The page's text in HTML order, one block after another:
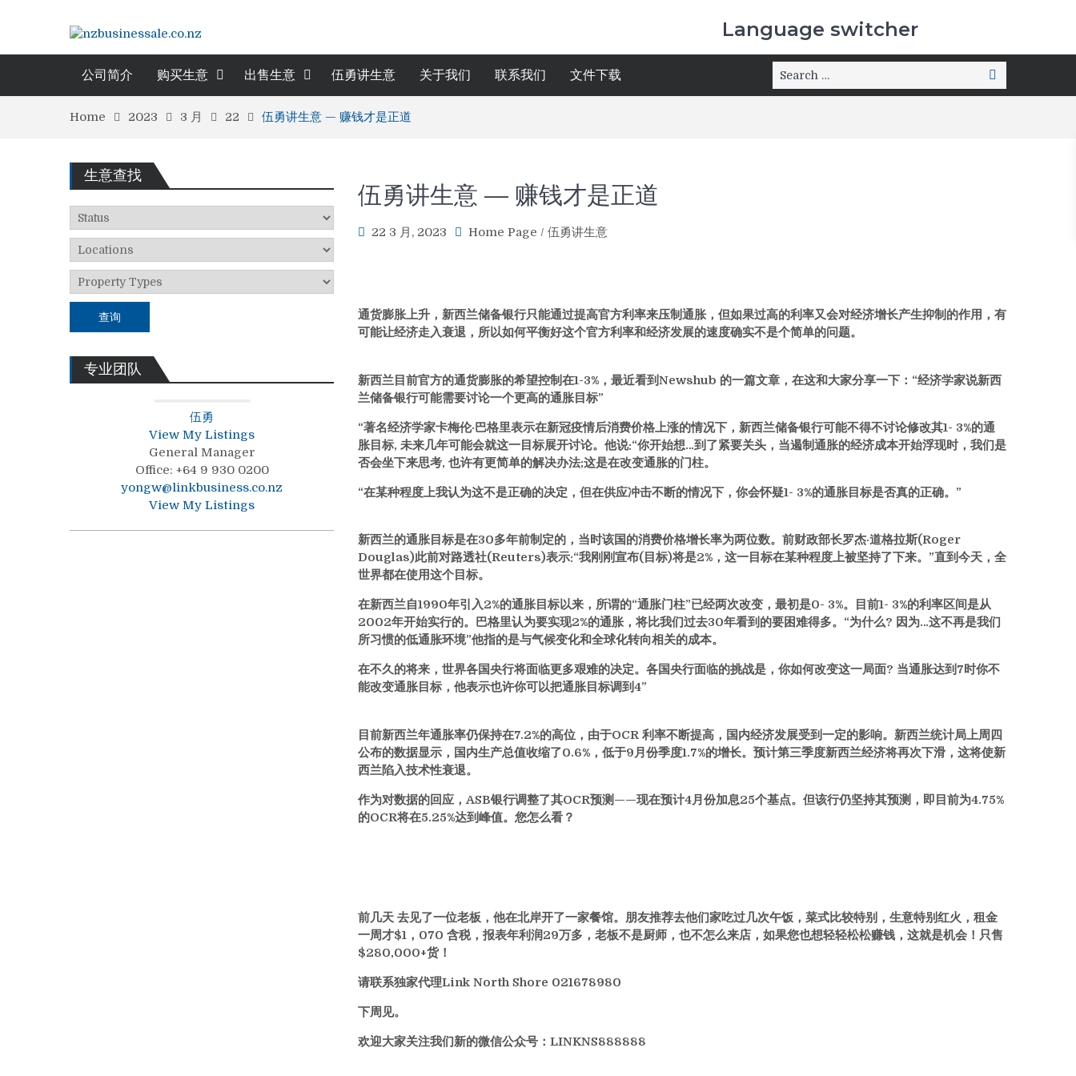
Language switcher
公司简介 购买生意 出售生意 伍勇讲生意 关于我们 联系我们 文件下载
Home 2023 3 月 22 伍勇讲生意 — 赚钱才是正道
伍勇讲生意 — 赚钱才是正道
22 3 月, 2023 Home Page / 伍勇讲生意
通货膨胀上升，新西兰储备银行只能通过提高官方利率来压制通胀，但如果过高的利率又会对经济增长产生抑制的作用，有
可能让经济走入衰退，所以如何平衡好这个官方利率和经济发展的速度确实不是个简单的问题。
新西兰目前官方的通货膨胀的希望控制在1-3%，最近看到Newshub 的一篇文章，在这和大家分享一下：“经济学家说新西
兰储备银行可能需要讨论一个更高的通胀目标”
“著名经济学家卡梅伦·巴格里表示在新冠疫情后消费价格上涨的情况下，新西兰储备银行可能不得不讨论修改其1- 3%的通
胀目标, 未来几年可能会就这一目标展开讨论。他说:“你开始想…到了紧要关头，当遏制通胀的经济成本开始浮现时，我们是
否会坐下来思考, 也许有更简单的解决办法;这是在改变通胀的门柱。
“在某种程度上我认为这不是正确的决定，但在供应冲击不断的情况下，你会怀疑1- 3%的通胀目标是否真的正确。”
新西兰的通胀目标是在30多年前制定的，当时该国的消费价格增长率为两位数。前财政部长罗杰·道格拉斯(Roger
Douglas)此前对路透社(Reuters)表示:“我刚刚宣布(目标)将是2%，这一目标在某种程度上被坚持了下来。”直到今天，全
世界都在使用这个目标。
在新西兰自1990年引入2%的通胀目标以来，所谓的“通胀门柱”已经两次改变，最初是0- 3%。目前1- 3%的利率区间是从
2002年开始实行的。巴格里认为要实现2%的通胀，将比我们过去30年看到的要困难得多。 “为什么? 因为…这不再是我们
所习惯的低通胀环境”他指的是与气候变化和全球化转向相关的成本。
在不久的将来，世界各国央行将面临更多艰难的决定。各国央行面临的挑战是，你如何改变这一局面? 当通胀达到7时你不
能改变通胀目标，他表示也许你可以把通胀目标调到4”
目前新西兰年通胀率仍保持在7.2%的高位，由于OCR 利率不断提高，国内经济发展受到一定的影响。新西兰统计局上周四
公布的数据显示，国内生产总值收缩了0.6%，低于9月份季度1.7%的增长。预计第三季度新西兰经济将再次下滑，这将使新
西兰陷入技术性衰退。
作为对数据的回应，ASB银行调整了其OCR预测——现在预计4月份加息25个基点。但该行仍坚持其预测，即目前为4.75%
的OCR将在5.25%达到峰值。您怎么看？
前几天 去见了一位老板，他在北岸开了一家餐馆。朋友推荐去他们家吃过几次午饭，菜式比较特别，生意特别红火，租金
一周才$1，070 含税，报表年利润29万多，老板不是厨师，也不怎么来店，如果您也想轻轻松松赚钱，这就是机会！只售
$280,000+货！
请联系独家代理Link North Shore 021678980
下周见。
欢迎大家关注我们新的微信公众号：LINKNS888888
生意查找
查询
专业团队
伍勇
View My Listings
General Manager
Office: +64 9 930 0200
yongw@linkbusiness.co.nz
View My Listings